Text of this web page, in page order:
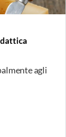
di razza
lavorazione